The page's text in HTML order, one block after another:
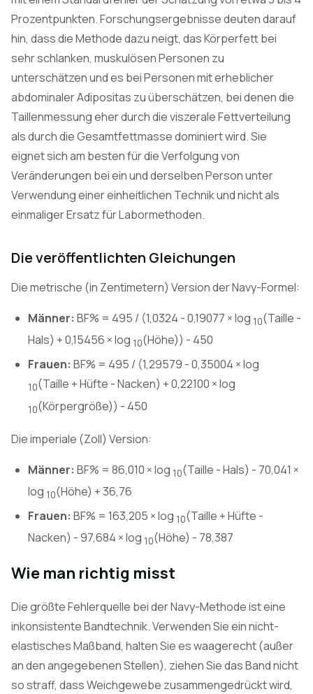
Prozentpunkten. Forschungsergebnisse deuten darauf
hin, dass die Methode dazu neigt, das Körperfett bei
sehr schlanken, muskulösen Personen zu
unterschätzen und es bei Personen mit erheblicher
abdominaler Adipositas zu überschätzen, bei denen die
Taillenmessung eher durch die viszerale Fettverteilung
als durch die Gesamtfettmasse dominiert wird. Sie
eignet sich am besten für die Verfolgung von
Veränderungen bei ein und derselben Person unter
Verwendung einer einheitlichen Technik und nicht als
einmaliger Ersatz für Labormethoden.
Die veröffentlichten Gleichungen
Die metrische (in Zentimetern) Version der Navy-Formel:
Männer: BF% = 495 / (1,0324 - 0,19077 × log 10(Taille -
Hals) + 0,15456 × log 10(Höhe)) - 450
Frauen: BF% = 495 / (1,29579 - 0,35004 × log
10(Taille + Hüfte - Nacken) + 0,22100 × log
10(Körpergröße)) - 450
Die imperiale (Zoll) Version:
Männer: BF% = 86,010 × log 10(Taille - Hals) - 70,041 ×
log 10(Höhe) + 36,76
Frauen: BF% = 163,205 × log 10(Taille + Hüfte -
Nacken) - 97,684 × log 10(Höhe) - 78,387
Wie man richtig misst
Die größte Fehlerquelle bei der Navy-Methode ist eine
inkonsistente Bandtechnik. Verwenden Sie ein nicht-
elastisches Maßband, halten Sie es waagerecht (außer
an den angegebenen Stellen), ziehen Sie das Band nicht
so straff, dass Weichgewebe zusammengedrückt wird,